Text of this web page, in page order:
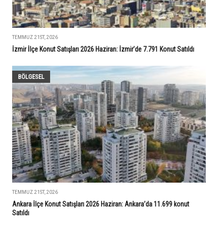
TEMMUZ 21ST, 2026
İzmir İlçe Konut Satışları 2026 Haziran: İzmir’de 7.791 Konut Satıldı
BÖLGESEL
TEMMUZ 21ST, 2026
Ankara İlçe Konut Satışları 2026 Haziran: Ankara’da 11.699 konut
Satıldı